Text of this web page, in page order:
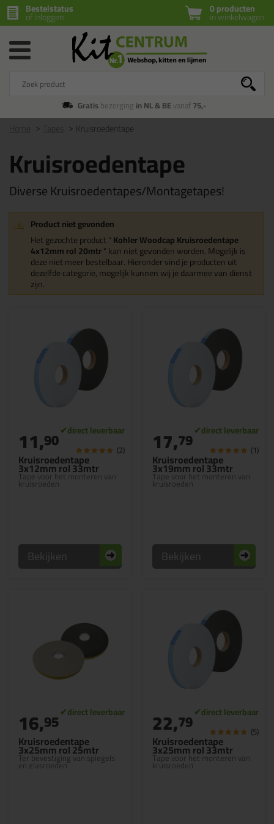
0 producten
in winkelwagen
Bestelstatus
of inloggen
Gratisbezorging in NL & BEvanaf75,-
Kruisroedentape
Kruisroedentape
Diverse Kruisroedentapes/Montagetapes!
Product niet gevonden
Het gezochte product "Kohler Woodcap Kruisroedentape
4x12mm rol 20mtr" kan niet gevonden worden. Mogelijk is
deze niet meer bestelbaar. Hieronder vind je producten uit
dezelfde categorie, mogelijk kunnen wij je daarmee van dienst
zijn.
Kruisroedentape
3x12mm rol 33mtr
Tape voor het monteren van
kruisroeden
11,90 (2)
Bekijken
Kruisroedentape
3x19mm rol 33mtr
Tape voor het monteren van
kruisroeden
17,79 (1)
Bekijken
Kruisroedentape
3x25mm rol 25mtr
Ter bevestiging van spiegels
en glasroeden
16,95
Kruisroedentape
3x25mm rol 33mtr
Tape voor het monteren van
kruisroeden
22,79 (5)